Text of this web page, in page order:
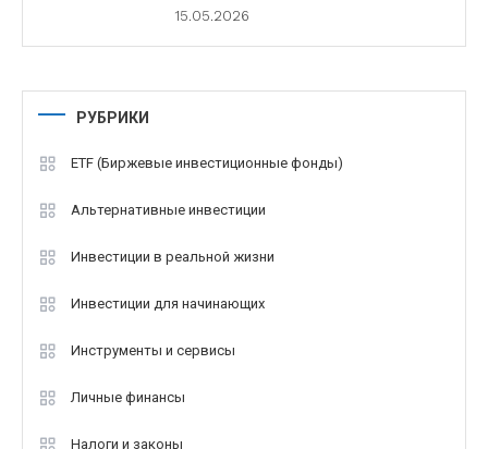
15.05.2026
РУБРИКИ
ETF (Биржевые инвестиционные фонды)
Альтернативные инвестиции
Инвестиции в реальной жизни
Инвестиции для начинающих
Инструменты и сервисы
Личные финансы
Налоги и законы